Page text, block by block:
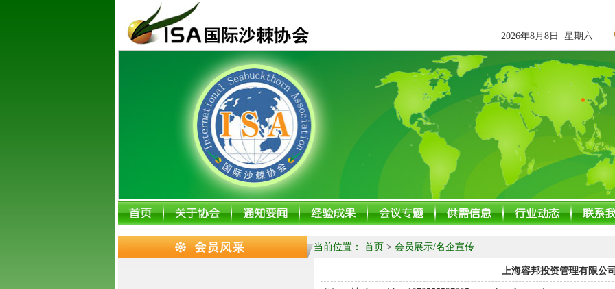
2026年8月8日 星期六
当前位置： 首页 > 会员展示/名企宣传
上海容邦投资管理有限公司